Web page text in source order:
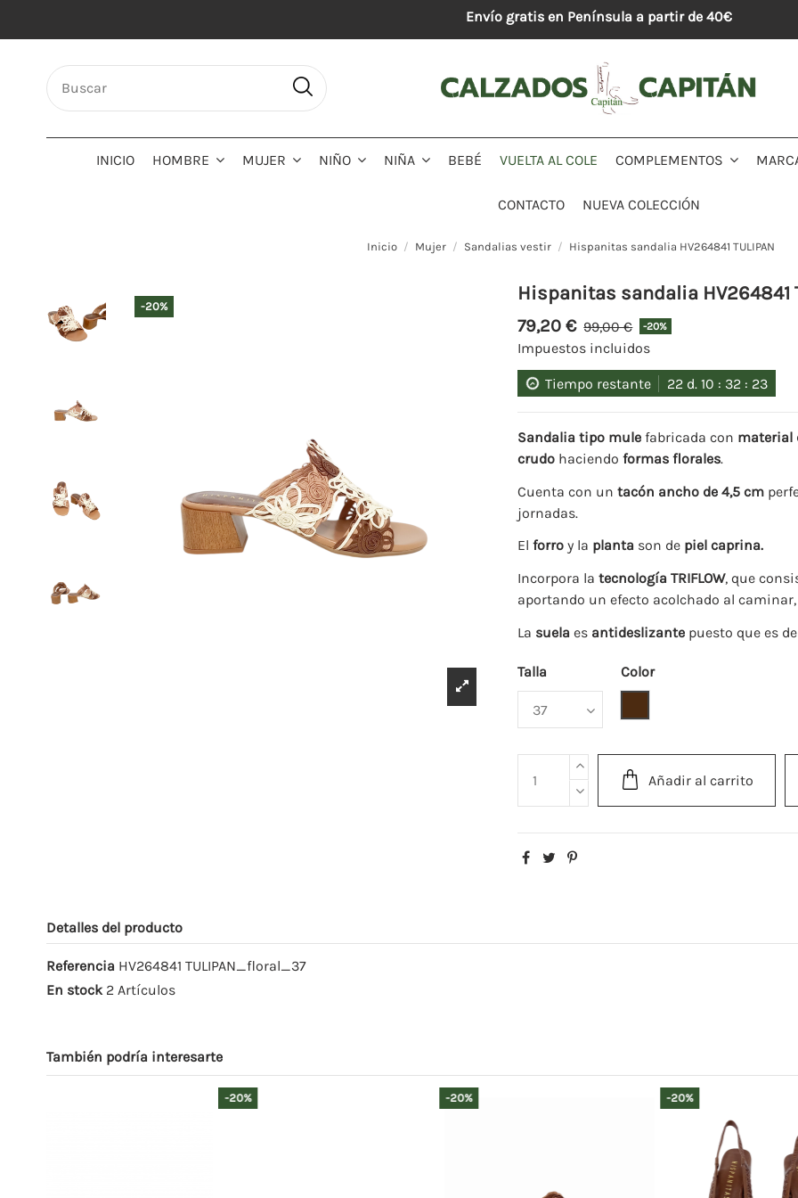
Envío gratis en Península a partir de 40€
INICIO HOMBRE MUJER NIÑO NIÑA BEBÉ VUELTA AL COLE COMPLEMENTOS
CONTACTO NUEVA COLECCIÓN
Inicio Mujer Sandalias vestir Hispanitas sandalia HV264841 TULIPAN
-20%
Hispanitas sandalia HV264841
79,20 € 99,00 € -20%
Impuestos incluidos
Tiempo restante 22d. 10 : 32: 23
Sandalia tipo mule fabricada con material
crudo haciendo formas florales.
Cuenta con untacón ancho de 4,5 cm
jornadas.
El forroy la planta son de piel caprina.
Incorpora la tecnología TRIFLOW, que
aportando un efecto acolchado al
La suela es antideslizante puesto que es
Talla
Color
Añadir al carrito
Detalles del producto
Referencia HV264841 TULIPAN_floral_37
En stock 2 Artículos
También podría interesarte